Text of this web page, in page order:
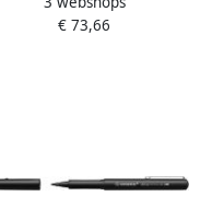
Colors metallic black GT
€ 73,66